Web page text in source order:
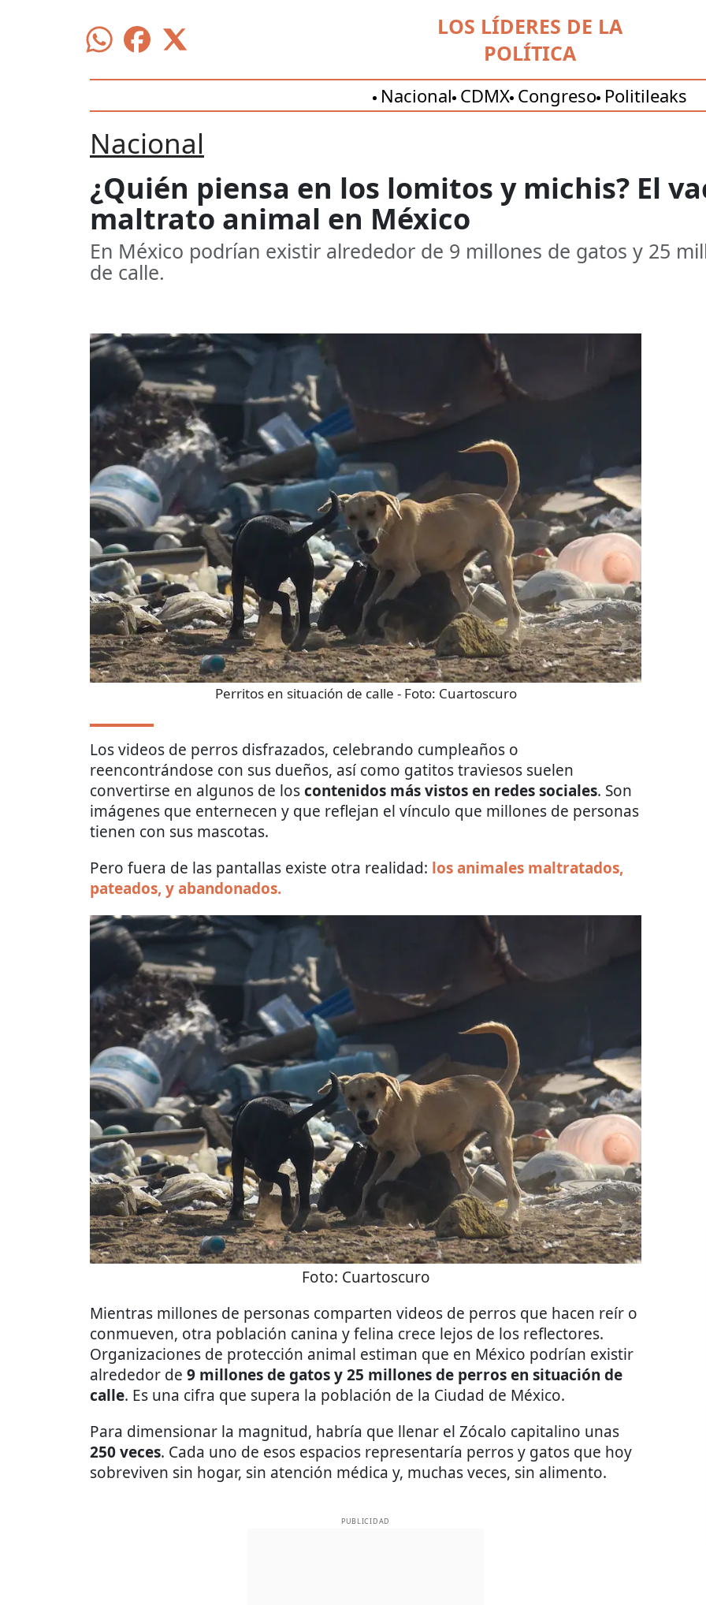
LOS LÍDERES DE LA
POLÍTICA
Nacional CDMX Congreso Politileaks
Nacional
¿Quién piensa en los lomitos y michis? El
maltrato animal en México
En México podrían existir alrededor de 9 millones de gatos y 25
de calle.
Perritos en situación de calle - Foto: Cuartoscuro
Los videos de perros disfrazados, celebrando cumpleaños o
reencontrándose con sus dueños, así como gatitos traviesos suelen
convertirse en algunos de loscontenidos más vistos en redes sociales. Son
imágenes que enternecen y que reflejan el vínculo que millones de personas
tienen con sus mascotas.
Pero fuera de las pantallas existe otra realidad: los animales maltratados,
pateados, y abandonados.
Foto: Cuartoscuro
Mientras millones de personas comparten videos de perros que hacen reír o
conmueven, otra población canina y felina crece lejos de los reflectores.
Organizaciones de protección animal estiman que en México podrían existir
alrededor de 9 millones de gatos y 25 millones de perros en situación de
calle. Es una cifra que supera la población de la Ciudad de México.
Para dimensionar la magnitud, habría que llenar el Zócalo capitalino unas
250 veces. Cada uno de esos espacios representaría perros y gatos que hoy
sobreviven sin hogar, sin atención médica y, muchas veces, sin alimento.
PUBLICIDAD